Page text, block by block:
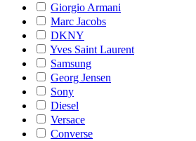
Giorgio Armani
Marc Jacobs
DKNY
Yves Saint Laurent
Samsung
Georg Jensen
Sony
Diesel
Versace
Converse